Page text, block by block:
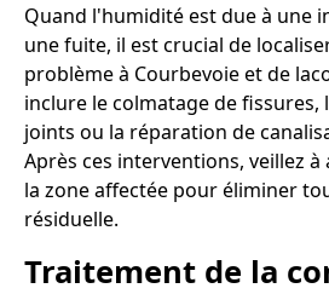
Quand l'humidité est due à une
une fuite, il est crucial de
problème à Courbevoie et de
inclure le colmatage de fissures,
joints ou la réparation de
Après ces interventions, veillez
la zone affectée pour éliminer
résiduelle.
Traitement de la